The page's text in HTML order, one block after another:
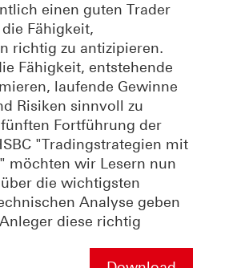
einen guten Trader
Fähigkeit,
richtig zu antizipieren.
Fähigkeit, entstehende
laufende Gewinne
Risiken sinnvoll zu
Fortführung der
"Tradingstrategien mit
möchten wir Lesern nun
die wichtigsten
Analyse geben
diese richtig